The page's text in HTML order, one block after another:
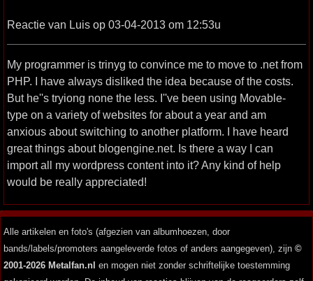
Reactie van Luis op 03-04-2013 om 12:53u
My programmer is trinyg to convince me to move to .net from
PHP. I have always disliked the idea because of the costs.
But he''s tryiong none the less. I''ve been using Movable-
type on a variety of websites for about a year and am
anxious about switching to another platform. I have heard
great things about blogengine.net. Is there a way I can
import all my wordpress content into it? Any kind of help
would be really appreciated!
Alle artikelen en foto's (afgezien van albumhoezen, door
bands/labels/promoters aangeleverde fotos of anders aangegeven), zijn ©
2001-2026 Metalfan.nl en mogen niet zonder schriftelijke toestemming